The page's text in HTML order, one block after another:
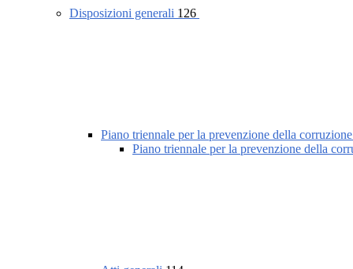
Disposizioni generali 126
Piano triennale per la prevenzione della
Piano triennale per la prevenzione della